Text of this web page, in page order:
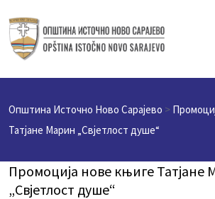
Општина Источно Ново Сарајево >
Татјане Марин „Свјетлост душе“
Промоција нове књиге Татјане
„Свјетлост душе“